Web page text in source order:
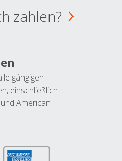
zahlen?
gängigen
einschließlich
American